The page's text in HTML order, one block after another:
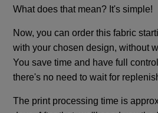
What does that mean? It's simple!
Now, you can order this fabric
with your chosen design, without
You save time and have full
there's no need to wait for
The print processing time is